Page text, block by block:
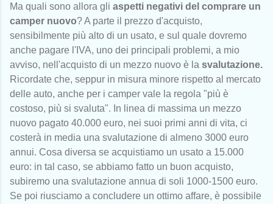
Ma quali sono allora gli aspetti negativi del comprare un
camper nuovo? A parte il prezzo d'acquisto,
sensibilmente più alto di un usato, e sul quale dovremo
anche pagare l'IVA, uno dei principali problemi, a mio
avviso, nell'acquisto di un mezzo nuovo è la svalutazione.
Ricordate che, seppur in misura minore rispetto al mercato
delle auto, anche per i camper vale la regola "più è
costoso, più si svaluta". In linea di massima un mezzo
nuovo pagato 40.000 euro, nei suoi primi anni di vita, ci
costerà in media una svalutazione di almeno 3000 euro
annui. Cosa diversa se acquistiamo un usato a 15.000
euro: in tal caso, se abbiamo fatto un buon acquisto,
subiremo una svalutazione annua di soli 1000-1500 euro.
Se poi riusciamo a concludere un ottimo affare, è possibile